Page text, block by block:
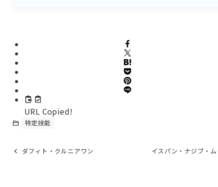
URL Copied!
特定技能
ダフィト・クルニアワン イスパン・ナジブ・